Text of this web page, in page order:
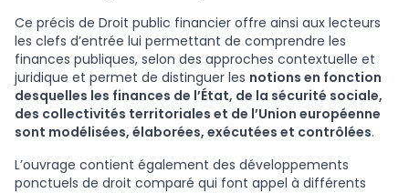
Ce précis de Droit public financier offre ainsi aux lecteurs
les clefs d’entrée lui permettant de comprendre les
finances publiques, selon des approches contextuelle et
juridique et permet de distinguer les notions en fonction
desquelles les finances de l’État, de la sécurité sociale,
des collectivités territoriales et de l’Union européenne
sont modélisées, élaborées, exécutées et contrôlées.
L’ouvrage contient également des développements
ponctuels de droit comparé qui font appel à différents